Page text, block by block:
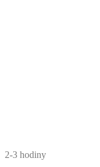
2-3 hodiny